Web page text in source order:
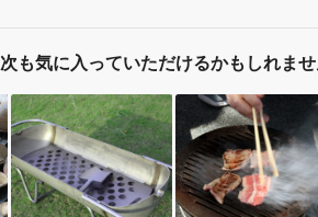
次も気に入っていただけるかもしれませ